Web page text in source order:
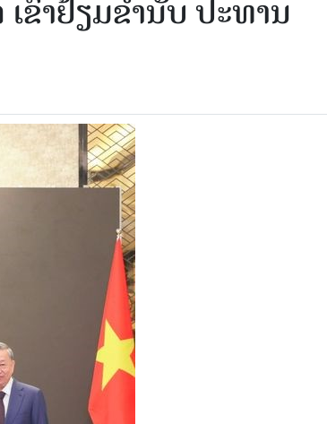
ຂົ້າຢ້ຽມຂໍ່ານັບ ປະທານ